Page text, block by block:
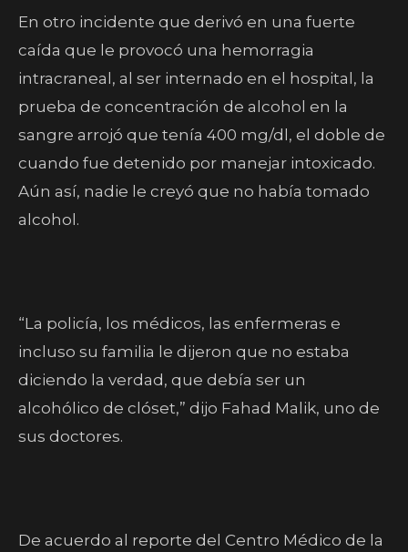
En otro incidente que derivó en una fuerte
caída que le provocó una hemorragia
intracraneal, al ser internado en el hospital, la
prueba de concentración de alcohol en la
sangre arrojó que tenía 400 mg/dl, el doble de
cuando fue detenido por manejar intoxicado.
Aún así, nadie le creyó que no había tomado
alcohol.
“La policía, los médicos, las enfermeras e
incluso su familia le dijeron que no estaba
diciendo la verdad, que debía ser un
alcohólico de clóset,” dijo Fahad Malik, uno de
sus doctores.
De acuerdo al reporte del Centro Médico de la